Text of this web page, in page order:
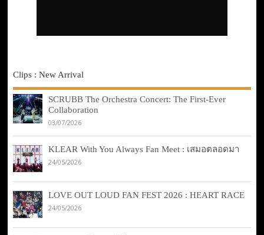
Clips : New Arrival
SCRUBB The Orchestra Concert: The First-Ever
Collaboration
03/07/2026
KLEAR With You Always Fan Meet : เสมอตลอดมา
24/05/2026
LOVE OUT LOUD FAN FEST 2026 : HEART RACE
24/05/2026